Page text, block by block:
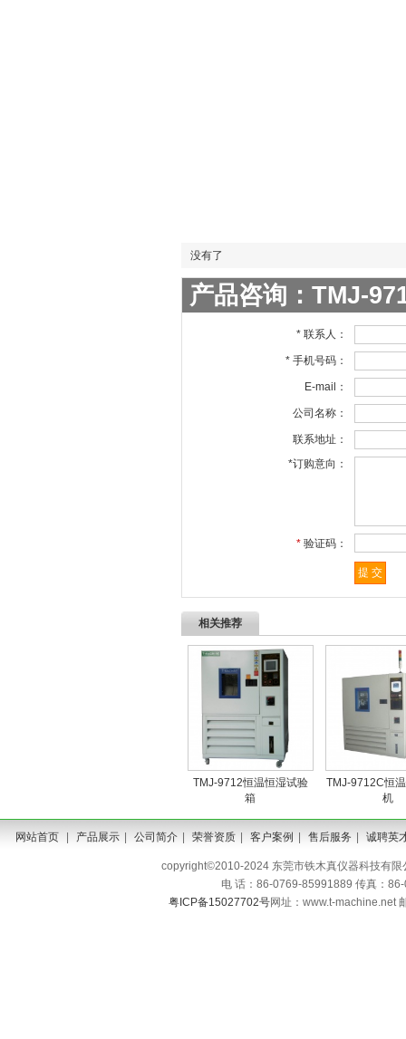
没有了
产品咨询：TMJ-
* 联系人：
* 手机号码：
E-mail：
公司名称：
联系地址：
*订购意向：
* 验证码：
相关推荐
TMJ-9712恒温恒湿试验
箱
TMJ-9712C恒
机
网站首页 产品展示 公司简介 荣誉资质 客户案例 售后服务 诚聘英
copyright©2010-2024 东莞市铁木真仪器科技有
电 话：86-0769-85991889 传真：
粤ICP备15027702号网址：www.t-machine.net